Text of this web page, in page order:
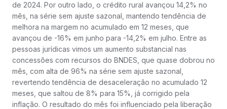
de 2024. Por outro lado, o crédito rural avançou 14,2% no
mês, na série sem ajuste sazonal, mantendo tendência de
melhora na margem no acumulado em 12 meses, que
avançou de -16% em junho para -14,2% em julho. Entre as
pessoas jurídicas vimos um aumento substancial nas
concessões com recursos do BNDES, que quase dobrou no
mês, com alta de 96% na série sem ajuste sazonal,
revertendo tendência de desaceleração no acumulado 12
meses, que saltou de 8% para 15%, já corrigido pela
inflação. O resultado do mês foi influenciado pela liberação